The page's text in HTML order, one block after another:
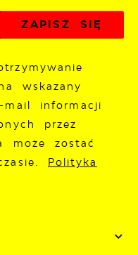
wskazany
informacji
przez
może zostać
Polityka